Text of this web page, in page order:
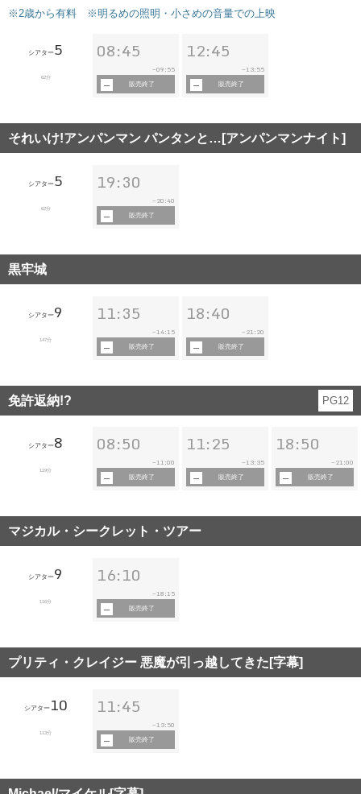
※2歳から有料 ※明るめの照明・小さめの音量での上映
シアター5
62分
08:45
~09:55
販売終了
12:45
~13:55
販売終了
それいけ!アンパンマン パンタンと…[アンパンマンナイト]
シアター5
62分
19:30
~ 20:40
販売終了
黒牢城
シアター9
147分
11:35
~ 14:15
販売終了
18:40
~ 21:20
販売終了
免許返納!? PG12
シアター8
119分
08:50
~11:00
販売終了
11:25
~13:35
販売終了
18:50
~ 21:00
販売終了
マジカル・シークレット・ツアー
シアター9
116分
16:10
~18:15
販売終了
プリティ・クレイジー 悪魔が引っ越してきた[字幕]
シアター10
113分
11:45
~13:50
販売終了